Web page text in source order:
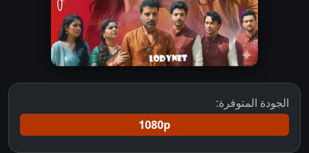
الجودة المتوفرة:
1080p